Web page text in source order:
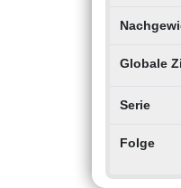
Globale
Serie
Folge